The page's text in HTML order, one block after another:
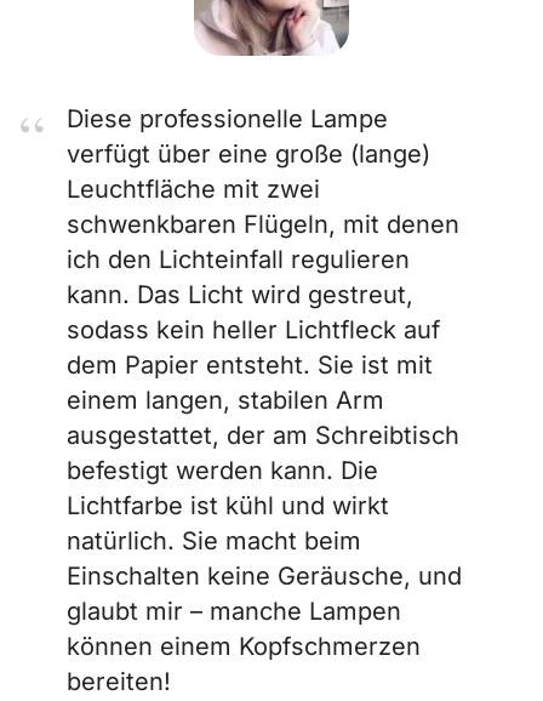
Diese professionelle Lampe
verfügt über eine große (lange)
Leuchtfläche mit zwei
schwenkbaren Flügeln, mit denen
ich den Lichteinfall regulieren
kann. Das Licht wird gestreut,
sodass kein heller Lichtfleck auf
dem Papier entsteht. Sie ist mit
einem langen, stabilen Arm
ausgestattet, der am Schreibtisch
befestigt werden kann. Die
Lichtfarbe ist kühl und wirkt
natürlich. Sie macht beim
Einschalten keine Geräusche, und
glaubt mir – manche Lampen
können einem Kopfschmerzen
bereiten!